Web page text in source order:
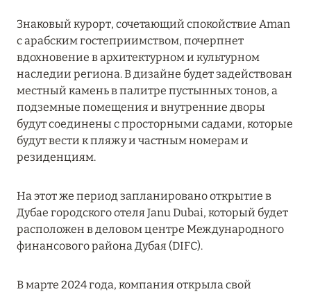
04 апреля 2025
ATLANTIS THE PALM: НОВЫЙ ПАКЕТ
НАПИТКОВ ДЛЯ HB И FB
Подробнее
13 февраля 2025
РАЗМЕЩЕНИЕ ВЕСНОЙ
Подробнее
11 декабря 2024
Знаковый курорт, сочетающий спокойствие Aman
с арабским гостеприимством, почерпнет
вдохновение в архитектурном и культурном
наследии региона. В дизайне будет задействован
местный камень в палитре пустынных тонов, а
подземные помещения и внутренние дворы
будут соединены с просторными садами, которые
будут вести к пляжу и частным номерам и
резиденциям.
На этот же период запланировано открытие в
Дубае городского отеля Janu Dubai, который будет
расположен в деловом центре Международного
финансового района Дубая (DIFC).
В марте 2024 года, компания открыла свой